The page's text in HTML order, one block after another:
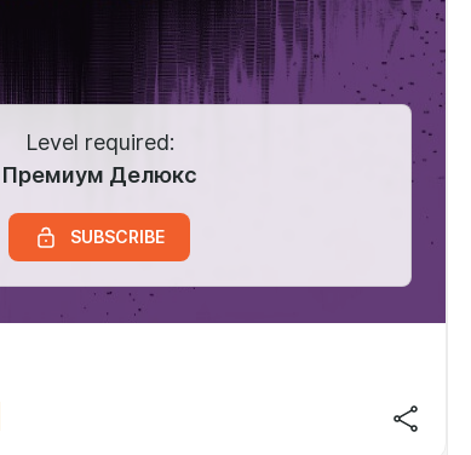
Level required:
Премиум Делюкс
SUBSCRIBE